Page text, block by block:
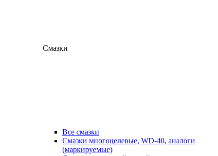
Смазки
Все смазки
Смазки многоцелевые, WD-40, аналоги
(маркируемые)